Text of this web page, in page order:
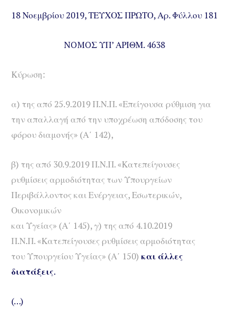
18 Νοεμβρίου 2019, ΤΕΥΧΟΣ ΠΡΩΤΟ, Αρ. Φύλλου 181
NOMOΣ ΥΠ’ ΑΡΙΘΜ. 4638
Κύρωση:
α) της από 25.9.2019 Π.Ν.Π. «Επείγουσα ρύθμιση για
την απαλλαγή από την υποχρέωση απόδοσης του
φόρου διαμονής» (Α΄ 142),
β) της από 30.9.2019 Π.Ν.Π. «Κατεπείγουσες
ρυθμίσεις αρμοδιότητας των Υπουργείων
Περιβάλλοντος και Ενέργειας, Εσωτερικών,
Οικονομικών
και Υγείας» (Α΄ 145), γ) της από 4.10.2019
Π.Ν.Π.«Κατεπείγουσες ρυθμίσεις αρμοδιότητας
τουΥπουργείου Υγείας» (Α΄ 150) και άλλες
διατάξεις.
(…)